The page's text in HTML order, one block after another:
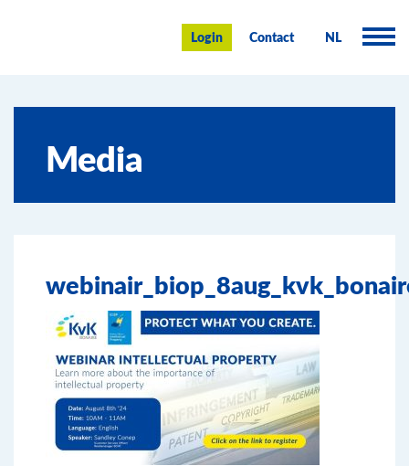
KvK Bonaire
Login Contact NL
Advies en informatie
Ondernemen op Bonaire
Nieuws & Events
Zoeken
Media